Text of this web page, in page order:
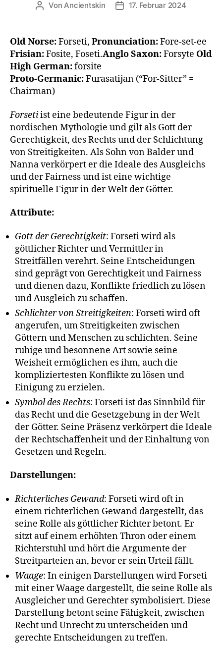
VonAncientskin 17. Februar 2024
Old Norse:Forseti, Pronunciation:Fore-set-ee
Frisian:Fosite, Foseti.Anglo Saxon:Forsyte Old
High German:forsite
Proto-Germanic:Furasatijan (“For-Sitter” =
Chairman)
Forsetiist eine bedeutende Figur in der
nordischen Mythologie und gilt als Gott der
Gerechtigkeit, des Rechts und der Schlichtung
von Streitigkeiten. Als Sohn von Balder und
Nanna verkörpert er die Ideale des Ausgleichs
und der Fairness und ist eine wichtige
spirituelle Figur in der Welt der Götter.
Attribute:
Gott der Gerechtigkeit: Forseti wird als
göttlicher Richter und Vermittler in
Streitfällen verehrt. Seine Entscheidungen
sind geprägt von Gerechtigkeit und Fairness
und dienen dazu, Konflikte friedlich zu lösen
und Ausgleich zu schaffen.
Schlichter von Streitigkeiten: Forseti wird oft
angerufen, um Streitigkeiten zwischen
Göttern und Menschen zu schlichten. Seine
ruhige und besonnene Art sowie seine
Weisheit ermöglichen es ihm, auch die
kompliziertesten Konflikte zu lösen und
Einigung zu erzielen.
Symbol des Rechts: Forseti ist das Sinnbild für
das Recht und die Gesetzgebung in der Welt
der Götter. Seine Präsenz verkörpert die Ideale
der Rechtschaffenheit und der Einhaltung von
Gesetzen und Regeln.
Darstellungen:
Richterliches Gewand: Forseti wird oft in
einem richterlichen Gewand dargestellt, das
seine Rolle als göttlicher Richter betont. Er
sitzt auf einem erhöhten Thron oder einem
Richterstuhl und hört die Argumente der
Streitparteien an, bevor er sein Urteil fällt.
Waage: In einigen Darstellungen wird Forseti
mit einer Waage dargestellt, die seine Rolle als
Ausgleicher und Gerechter symbolisiert. Diese
Darstellung betont seine Fähigkeit, zwischen
Recht und Unrecht zu unterscheiden und
gerechte Entscheidungen zu treffen.